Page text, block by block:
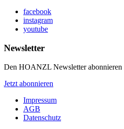
facebook
instagram
youtube
Newsletter
Den HOANZL Newsletter abonnieren
Jetzt abonnieren
Impressum
AGB
Datenschutz